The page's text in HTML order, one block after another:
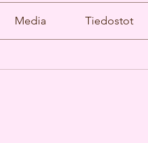
Media Tiedostot